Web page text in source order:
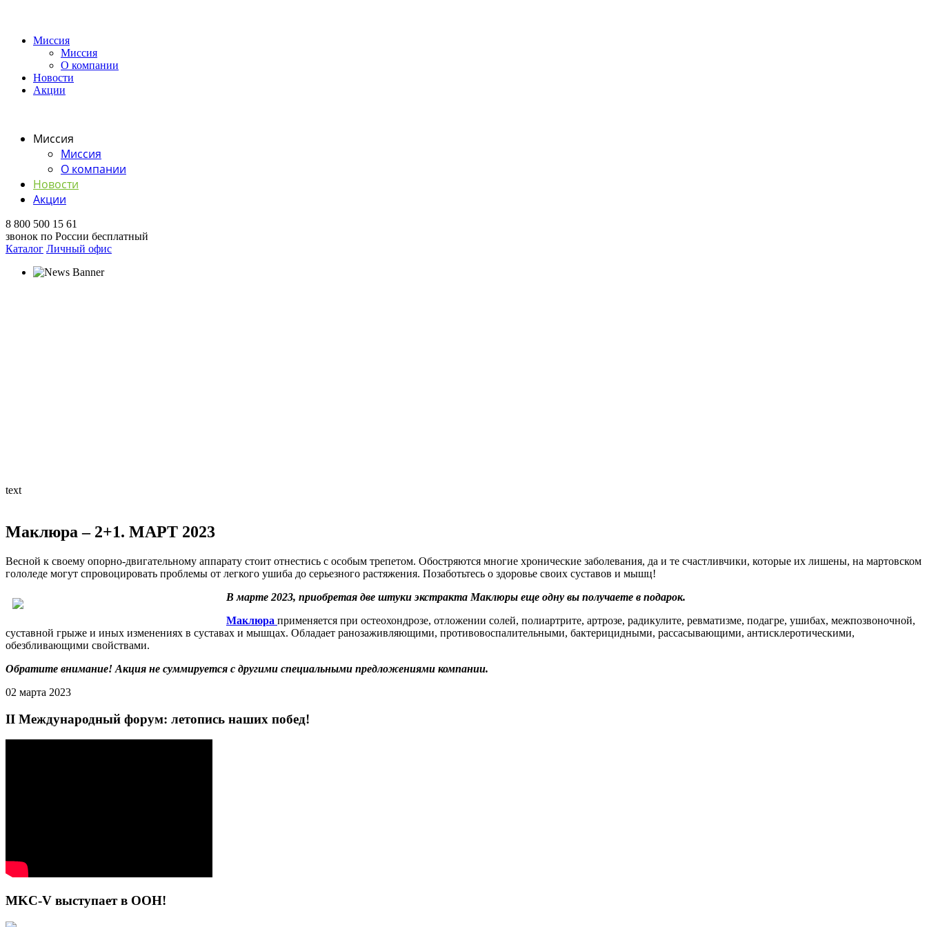
Миссия
Миссия
О компании
Новости
Акции
Миссия
Миссия
О компании
Новости
Акции
8 800 500 15 61
звонок по России бесплатный
Каталог Личный офис
text
Маклюра – 2+1. МАРТ 2023
Весной к своему опорно-двигательному аппарату стоит отнестись с особым трепетом. Обостряются многие хронические заболевания, да и те счастливчики, которые их лишены, на мартовском
гололеде могут спровоцировать проблемы от легкого ушиба до серьезного растяжения. Позаботьтесь о здоровье своих суставов и мышц!
В марте 2023, приобретая две штуки экстракта Маклюры еще одну вы получаете в подарок.
Маклюра применяется при остеохондрозе, отложении солей, полиартрите, артрозе, радикулите, ревматизме, подагре, ушибах, межпозвоночной,
суставной грыже и иных изменениях в суставах и мышцах. Обладает ранозаживляющими, противовоспалительными, бактерицидными, рассасывающими, антисклеротическими,
обезбливающими свойствами.
Обратите внимание! Акция не суммируется с другими специальными предложениями компании.
02 марта 2023
II Международный форум: летопись наших побед!
MKC-V выступает в ООН!